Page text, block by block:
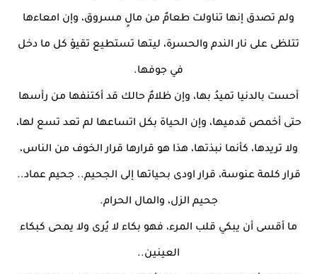
ولم تصدق إنها تناولت طعامٌ من مالٍ مسروق، وإن امعاءها
تتلظى على نار الندم والحسرة، ليتها تستطيع تقيؤ كل ما دخل
في جوفها.
أحست بالدنيا تميدُ بها، وإن ظلامٌ حالك قد أكتنفها من رأسها
حتى أخمص قدميها، وإن الحياة بكل اتساعها لم تعد تسع لها،
ولا تريدها، كأنما نبذتها، هذا هو قرارها قرار الخوف من الناس،
قرار كلمة عنوسة، قرار اودى بحياتها إلى الجحيم.. جحيم عماد..
جحيم الزل، والمال الحرام.
ما أقسى أن يبكي قلب المرء، فهو بكاء لا يُرى ولا يمحى كبكاء
العينين..